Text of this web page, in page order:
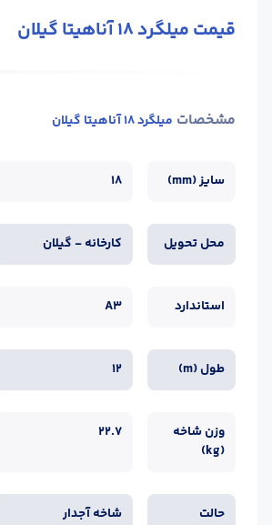
قیمت میلگرد 18 آناهیتا گیلان
مشخصات میلگرد 18 آناهیتا گیلان
سایز (mm) 18
محل تحویل کارخانه - گیلان
استاندارد A3
طول (m) 12
وزن شاخه
(kg)
22.7
حالت شاخه آجدار